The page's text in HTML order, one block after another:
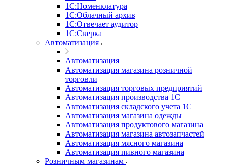
1С:Номенклатура
1С:Облачный архив
1С:Отвечает аудитор
1С:Сверка
Автоматизация
Автоматизация
Автоматизация магазина розничной
торговли
Автоматизация торговых предприятий
Автоматизация производства 1С
Автоматизация складского учета 1C
Автоматизация магазина одежды
Автоматизация продуктового магазина
Автоматизация магазина автозапчастей
Автоматизация мясного магазина
Автоматизация пивного магазина
Розничным магазинам